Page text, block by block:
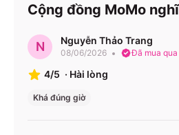
Hà Nội đi Đầm Hà - Quảng Ninh
Hà Nội đi Móng Cái - Quảng
Móng Cái - Quảng Ninh đi Hà
Hải Hà - Quảng Ninh đi Hà Nội
Cộng đồng MoMo
N Nguyễn Thảo Trang
08/06/2026 Đã mua
4/5 · Hài lòng
Khá đúng giờ